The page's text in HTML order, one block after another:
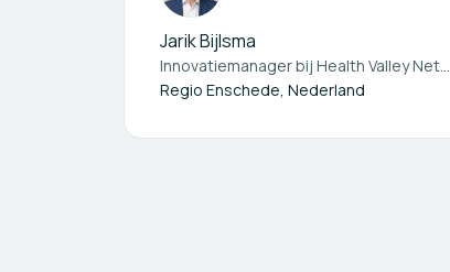
Jarik Bijlsma
Innovatiemanager bij Health Valley Netherlands
Regio Enschede, Nederland